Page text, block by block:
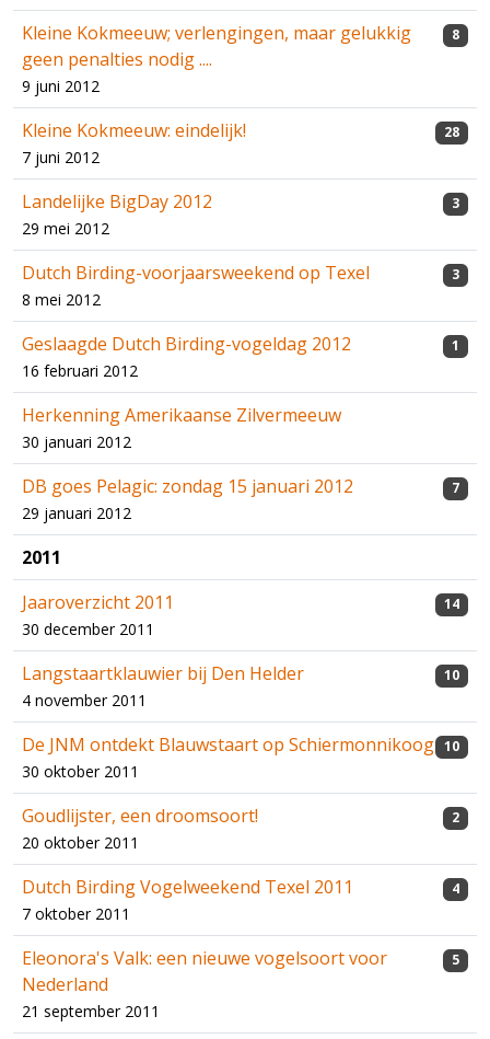
Kleine Kokmeeuw; verlengingen, maar gelukkig
geen penalties nodig ....
9 juni 2012
8
Kleine Kokmeeuw: eindelijk!
7 juni 2012
28
Landelijke BigDay 2012
29 mei 2012
3
Dutch Birding-voorjaarsweekend op Texel
8 mei 2012
3
Geslaagde Dutch Birding-vogeldag 2012
16 februari 2012
1
Herkenning Amerikaanse Zilvermeeuw
30 januari 2012
DB goes Pelagic: zondag 15 januari 2012
29 januari 2012
7
2011
Jaaroverzicht 2011
30 december 2011
14
Langstaartklauwier bij Den Helder
4 november 2011
10
De JNM ontdekt Blauwstaart op Schiermonnikoog
30 oktober 2011
10
Goudlijster, een droomsoort!
20 oktober 2011
2
Dutch Birding Vogelweekend Texel 2011
7 oktober 2011
4
Eleonora's Valk: een nieuwe vogelsoort voor
Nederland
21 september 2011
5